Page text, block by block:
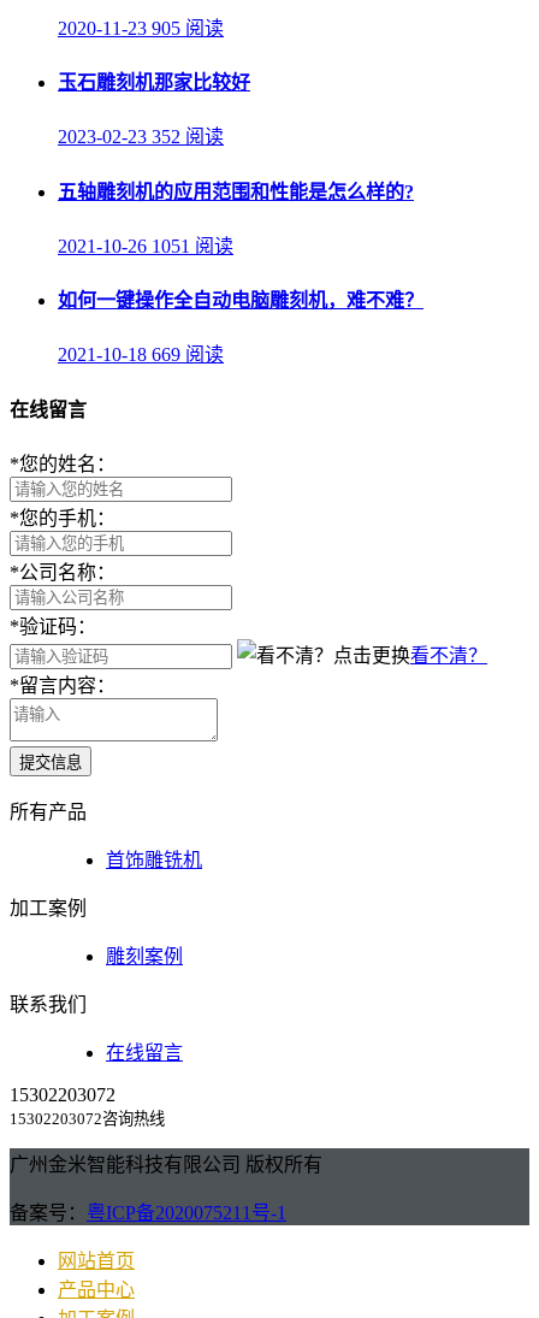
2020-11-23 905 阅读
玉石雕刻机那家比较好
2023-02-23 352 阅读
五轴雕刻机的应用范围和性能是怎么样的?
2021-10-26 1051 阅读
如何一键操作全自动电脑雕刻机，难不难？
2021-10-18 669 阅读
在线留言
*您的姓名：
*您的手机：
*公司名称：
*验证码：
看不清？
*留言内容：
提交信息
所有产品
首饰雕铣机
加工案例
雕刻案例
联系我们
在线留言
15302203072
15302203072咨询热线
广州金米智能科技有限公司 版权所有
备案号： 粤ICP备2020075211号-1
网站首页
产品中心